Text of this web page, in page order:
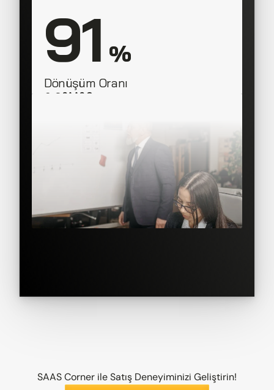
91 %
Dönüşüm Oranı
SAAS Corner
SAAS Corner ile Satış Deneyiminizi Geliştirin!